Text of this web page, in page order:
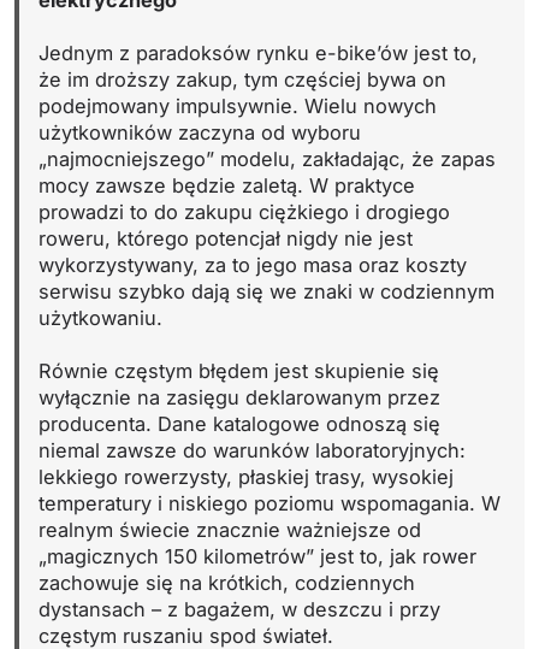
Jednym z paradoksów rynku e-bike’ów jest to,
że im droższy zakup, tym częściej bywa on
podejmowany impulsywnie. Wielu nowych
użytkowników zaczyna od wyboru
„najmocniejszego” modelu, zakładając, że zapas
mocy zawsze będzie zaletą. W praktyce
prowadzi to do zakupu ciężkiego i drogiego
roweru, którego potencjał nigdy nie jest
wykorzystywany, za to jego masa oraz koszty
serwisu szybko dają się we znaki w codziennym
użytkowaniu.
Równie częstym błędem jest skupienie się
wyłącznie na zasięgu deklarowanym przez
producenta. Dane katalogowe odnoszą się
niemal zawsze do warunków laboratoryjnych:
lekkiego rowerzysty, płaskiej trasy, wysokiej
temperatury i niskiego poziomu wspomagania. W
realnym świecie znacznie ważniejsze od
„magicznych 150 kilometrów” jest to, jak rower
zachowuje się na krótkich, codziennych
dystansach – z bagażem, w deszczu i przy
częstym ruszaniu spod świateł.